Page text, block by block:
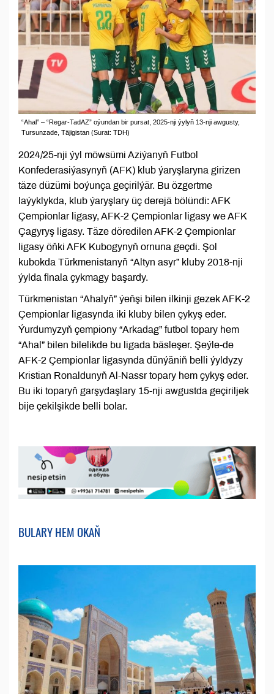
“Ahal” – “Regar-TadAZ” oýundan bir pursat, 2025-nji ýylyň 13-nji awgusty,
Tursunzade, Täjigistan (Surat: TDH)
2024/25-nji ýyl möwsümi Aziýanyň Futbol
Konfederasiýasynyň (AFK) klub ýaryşlaryna girizen
täze düzümi boýunça geçirilýär. Bu özgertme
laýyklykda, klub ýaryşlary üç derejä bölündi: AFK
Çempionlar ligasy, AFK-2 Çempionlar ligasy we AFK
Çagyryş ligasy. Täze döredilen AFK-2 Çempionlar
ligasy öňki AFK Kubogynyň ornuna geçdi. Şol
kubokda Türkmenistanyň “Altyn asyr” kluby 2018-nji
ýylda finala çykmagy başardy.
Türkmenistan “Ahalyň” ýeňşi bilen ilkinji gezek AFK-2
Çempionlar ligasynda iki kluby bilen çykyş eder.
Ýurdumyzyň çempiony “Arkadag” futbol topary hem
“Ahal” bilen bilelikde bu ligada bäsleşer. Şeýle-de
AFK-2 Çempionlar ligasynda dünýäniň belli ýyldyzy
Kristian Ronaldunyň Al-Nassr topary hem çykyş eder.
Bu iki toparyň garşydaşlary 15-nji awgustda geçiriljek
bije çekilşikde belli bolar.
BULARY HEM OKAŇ